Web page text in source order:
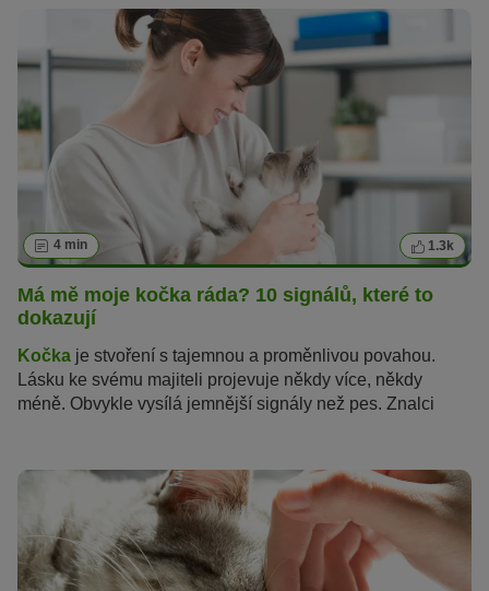
4 min 1.3k
Má mě moje kočka ráda? 10 signálů, které to
dokazují
Kočka je stvoření s tajemnou a proměnlivou povahou.
Lásku ke svému majiteli projevuje někdy více, někdy
méně. Obvykle vysílá jemnější signály než pes. Znalci
jako to dělá kočka – tím více uvidíte a ucítíte, jak moc vás
vaše kočka má ráda.